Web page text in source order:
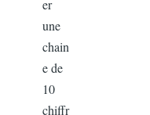
er
une
chain
e de
10
chiffr